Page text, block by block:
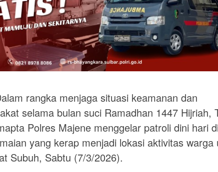
rangka menjaga situasi keamanan dan
selama bulan suci Ramadhan 1447 Hijriah,
Polres Majene menggelar patroli dini hari
yang kerap menjadi lokasi aktivitas warga
Subuh, Sabtu (7/3/2026).